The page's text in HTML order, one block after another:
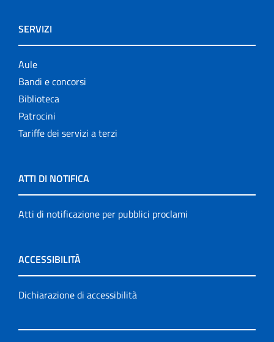
SERVIZI
Aule
Bandi e concorsi
Biblioteca
Patrocini
Tariffe dei servizi a terzi
ATTI DI NOTIFICA
Atti di notificazione per pubblici proclami
ACCESSIBILITÀ
Dichiarazione di accessibilità